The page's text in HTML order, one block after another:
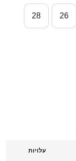
26
28
עלויות